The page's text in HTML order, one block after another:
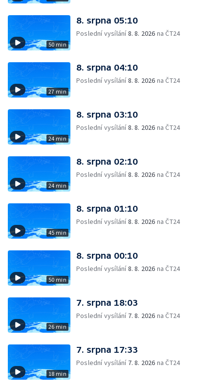
50 min
8. srpna 05:10
Poslední vysílání8. 8. 2026 na ČT24
27 min
8. srpna 04:10
Poslední vysílání8. 8. 2026 na ČT24
24 min
8. srpna 03:10
Poslední vysílání8. 8. 2026 na ČT24
24 min
8. srpna 02:10
Poslední vysílání8. 8. 2026 na ČT24
45 min
8. srpna 01:10
Poslední vysílání8. 8. 2026 na ČT24
50 min
8. srpna 00:10
Poslední vysílání8. 8. 2026 na ČT24
26 min
7. srpna 18:03
Poslední vysílání 7. 8. 2026 na ČT24
18 min
7. srpna 17:33
Poslední vysílání 7. 8. 2026 na ČT24